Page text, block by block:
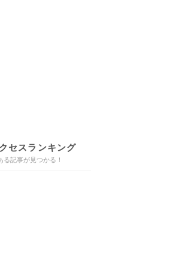
セスランキング
記事が見つかる！